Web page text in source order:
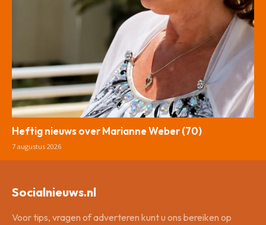
Heftig nieuws over Marianne Weber (70)
7 augustus 2026
Socialnieuws.nl
Voor tips, vragen of adverteren kunt u ons bereiken op